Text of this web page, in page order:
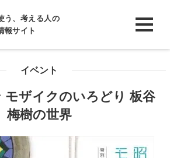
う、考える人の
報サイト
イベント
モザイクのいろどり 板谷
梅樹の世界